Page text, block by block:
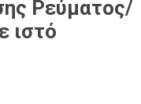
Ρεύματος/
ιστό